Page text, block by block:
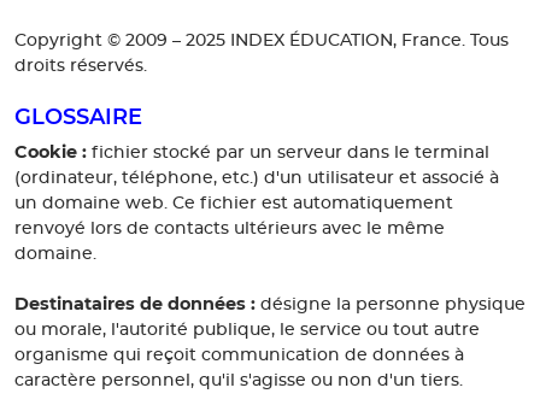
Copyright © 2009 – 2025 INDEX ÉDUCATION, France. Tous
droits réservés.
GLOSSAIRE
Cookie : fichier stocké par un serveur dans le terminal
(ordinateur, téléphone, etc.) d'un utilisateur et associé à
un domaine web. Ce fichier est automatiquement
renvoyé lors de contacts ultérieurs avec le même
domaine.
Destinataires de données : désigne la personne physique
ou morale, l'autorité publique, le service ou tout autre
organisme qui reçoit communication de données à
caractère personnel, qu'il s'agisse ou non d'un tiers.